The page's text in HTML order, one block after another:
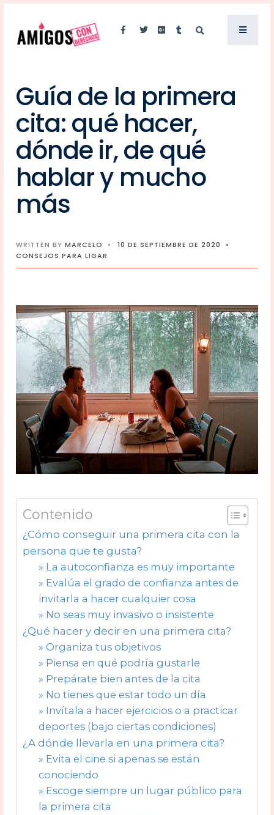
Guía de la primera
cita: qué hacer,
dónde ir, de qué
hablar y mucho
más
WRITTEN BY MARCELO • 10 DE SEPTIEMBRE DE 2020
•
CONSEJOS PARA LIGAR
Contenido
¿Cómo conseguir una primera cita con la
persona que te gusta?
» La autoconfianza es muy importante
» Evalúa el grado de confianza antes de
invitarla a hacer cualquier cosa
» No seas muy invasivo o insistente
¿Qué hacer y decir en una primera cita?
» Organiza tus objetivos
» Piensa en qué podría gustarle
» Prepárate bien antes de la cita
» No tienes que estar todo un día
» Invítala a hacer ejercicios o a practicar
deportes (bajo ciertas condiciones)
¿A dónde llevarla en una primera cita?
» Evita el cine si apenas se están
conociendo
» Escoge siempre un lugar público para
la primera cita